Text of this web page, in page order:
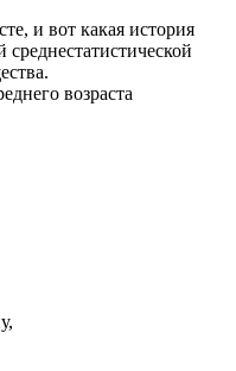
и вот какая история
возраста